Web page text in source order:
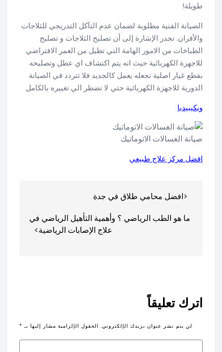
طويلة!
الصيانة الفنية مطلوبة لضمان عدم التآكل التدريجي للثلاجات
والأفران. تجدر الإشارة إلى أن تصليح الثلاجات و تصليح
الطباخات من الامور الهامة التي تطيل من العمر الافتراضي
للاجهزة الكهربائية حيث انه يتم اكتشاف اي عطل وتصليحه
بقطع غيار اصلية تجعله يعمل كالجديد فلا تتردد في الصيانة
الدورية للاجهزة الكهربائية حتي لا تضطر الي تغييره بالكامل
ويكيبيديا
صيانة الغسالات الاتوماتيك
افضل مركز علاج طبيعي
المقالاتافضل محامي طلاق في جدة
ما هو الطب الرياضي ؟ وأهمية التأهيل الرياضي في
علاج الإصابات الرياضية
اترك تعليقاً
لن يتم نشر عنوان بريدك الإلكتروني. الحقول الإلزامية مشار إليها بـ *